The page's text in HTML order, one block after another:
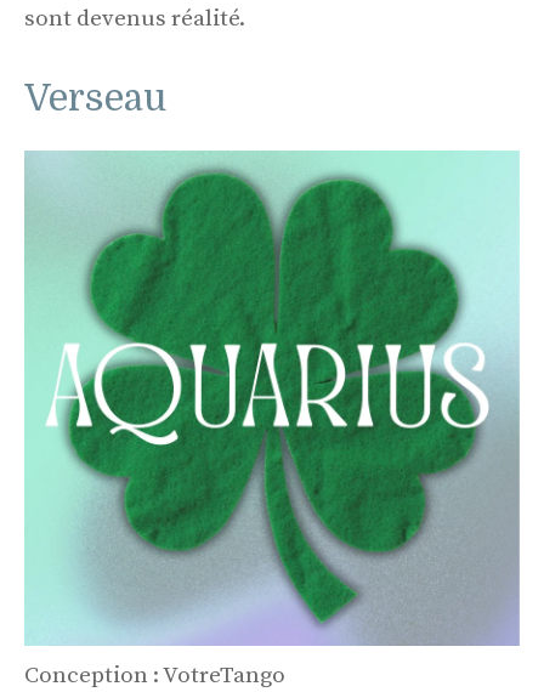
sont devenus réalité.
Verseau
Conception : VotreTango